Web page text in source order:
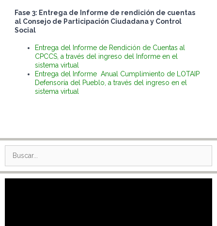
Fase 3: Entrega de Informe de rendición de cuentas
al Consejo de Participación Ciudadana y Control
Social
Entrega del Informe de Rendición de Cuentas al
CPCCS, a través del ingreso del Informe en el
sistema virtual
Entrega del Informe Anual Cumplimiento de LOTAIP
Defensoría del Pueblo, a través del ingreso en el
sistema virtual